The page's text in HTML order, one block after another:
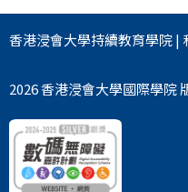
香港浸會大學持續教育學院|
2026 香港浸會大學國際學院